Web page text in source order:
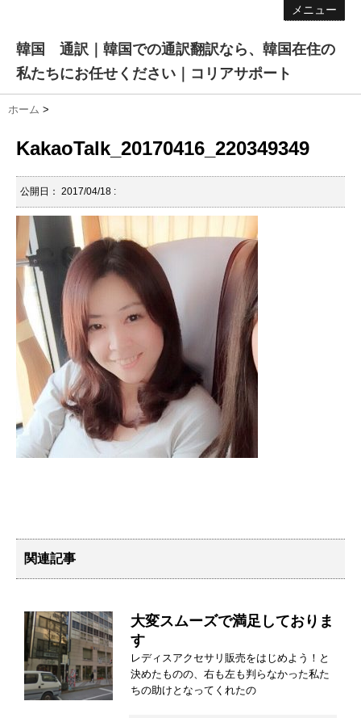
メニュー
韓国 通訳｜韓国での通訳翻訳なら、韓国在住の
私たちにお任せください｜コリアサポート
ホーム >
KakaoTalk_20170416_220349349
公開日： 2017/04/18 :
関連記事
大変スムーズで満足しておりま
す
レディスアクセサリ販売をはじめよう！と
決めたものの、右も左も判らなかった私た
ちの助けとなってくれたの